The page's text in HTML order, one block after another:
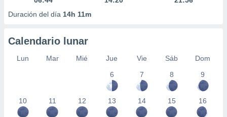
Duración del día 14h 11m
Calendario lunar
Lun Mar Mié Jue Vie Sáb
Dom
6
7 8 9
10 11 12 13 14 15 16